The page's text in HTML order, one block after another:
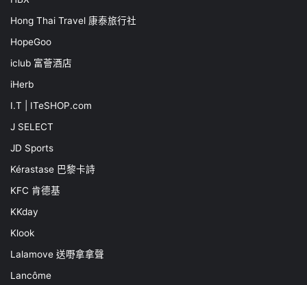
Hong Thai Travel 康泰旅行社
HopeGoo
iclub 富薈酒店
iHerb
I.T | ITeSHOP.com
J SELECT
JD Sports
Kérastase 巴黎卡詩
KFC 肯德基
KKday
Klook
Lalamove 送嘢拿拿聲
Lancôme